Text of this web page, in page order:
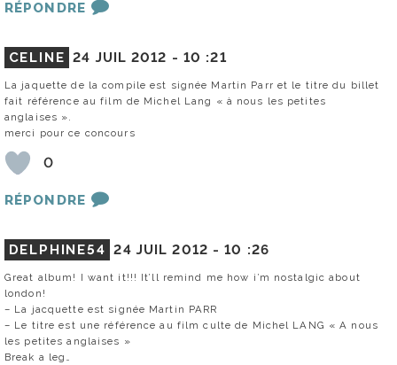
RÉPONDRE
CELINE 24 JUIL 2012 - 10 :21
La jaquette de la compile est signée Martin Parr et le titre du billet
fait référence au film de Michel Lang « à nous les petites
anglaises ».
merci pour ce concours
0
RÉPONDRE
DELPHINE54 24 JUIL 2012 -10 :26
Great album! I want it!!! It’ll remind me how i’m nostalgic about
london!
– La jacquette est signée Martin PARR
– Le titre est une référence au film culte de Michel LANG « A nous
les petites anglaises »
Break a leg…